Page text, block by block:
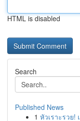
HTML is disabled
Search
Published News
1 หัวเราะรวย